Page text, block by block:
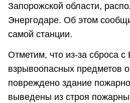
Запорожской области,
Энергодаре. Об этом
самой станции.
Отметим, что из-за сброса
взрывоопасных предметов
повреждено здание
выведены из строя